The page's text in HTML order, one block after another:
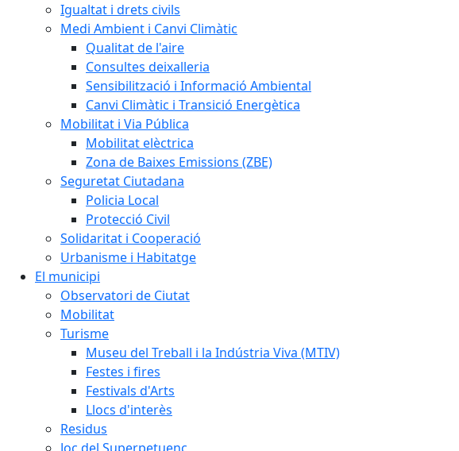
Igualtat i drets civils
Medi Ambient i Canvi Climàtic
Qualitat de l'aire
Consultes deixalleria
Sensibilització i Informació Ambiental
Canvi Climàtic i Transició Energètica
Mobilitat i Via Pública
Mobilitat elèctrica
Zona de Baixes Emissions (ZBE)
Seguretat Ciutadana
Policia Local
Protecció Civil
Solidaritat i Cooperació
Urbanisme i Habitatge
El municipi
Observatori de Ciutat
Mobilitat
Turisme
Museu del Treball i la Indústria Viva (MTIV)
Festes i fires
Festivals d'Arts
Llocs d'interès
Residus